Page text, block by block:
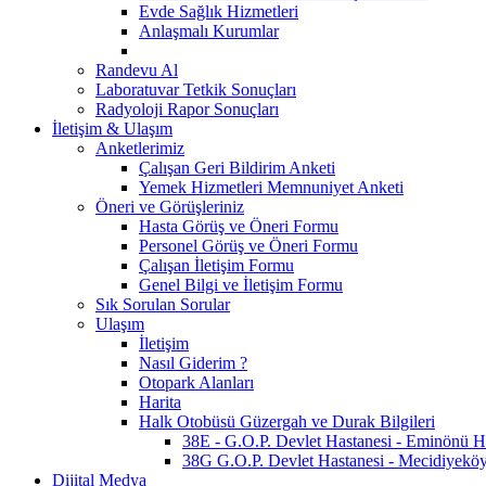
Evde Sağlık Hizmetleri
Anlaşmalı Kurumlar
Randevu Al
Laboratuvar Tetkik Sonuçları
Radyoloji Rapor Sonuçları
İletişim & Ulaşım
Anketlerimiz
Çalışan Geri Bildirim Anketi
Yemek Hizmetleri Memnuniyet Anketi
Öneri ve Görüşleriniz
Hasta Görüş ve Öneri Formu
Personel Görüş ve Öneri Formu
Çalışan İletişim Formu
Genel Bilgi ve İletişim Formu
Sık Sorulan Sorular
Ulaşım
İletişim
Nasıl Giderim ?
Otopark Alanları
Harita
Halk Otobüsü Güzergah ve Durak Bilgileri
38E - G.O.P. Devlet Hastanesi - Eminönü
38G G.O.P. Devlet Hastanesi -
Dijital Medya